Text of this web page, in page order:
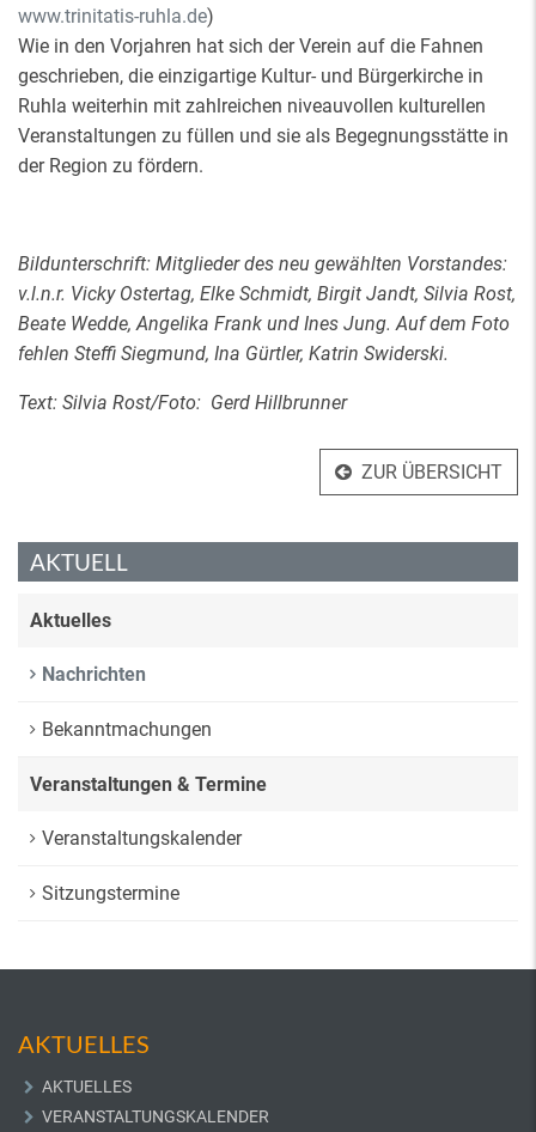
www.trinitatis-ruhla.de)
Wie in den Vorjahren hat sich der Verein auf die Fahnen
geschrieben, die einzigartige Kultur- und Bürgerkirche in
Ruhla weiterhin mit zahlreichen niveauvollen kulturellen
Veranstaltungen zu füllen und sie als Begegnungsstätte in
der Region zu fördern.
Bildunterschrift: Mitglieder des neu gewählten Vorstandes:
v.l.n.r. Vicky Ostertag, Elke Schmidt, Birgit Jandt, Silvia Rost,
Beate Wedde, Angelika Frank und Ines Jung. Auf dem Foto
fehlen Steffi Siegmund, Ina Gürtler, Katrin Swiderski.
Text: Silvia Rost/Foto: Gerd Hillbrunner
ZUR ÜBERSICHT
AKTUELL
Aktuelles
Nachrichten
Bekanntmachungen
Veranstaltungen & Termine
Veranstaltungskalender
Sitzungstermine
AKTUELLES
AKTUELLES
VERANSTALTUNGSKALENDER